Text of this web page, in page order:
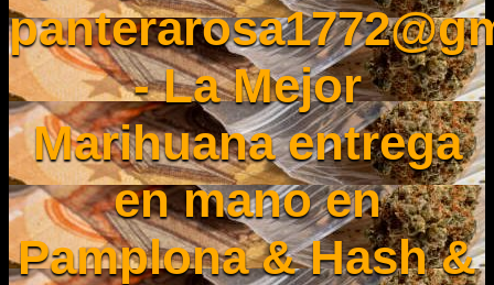
- La Mejor
Marihuana entrega
en mano en
Pamplona & Hash &